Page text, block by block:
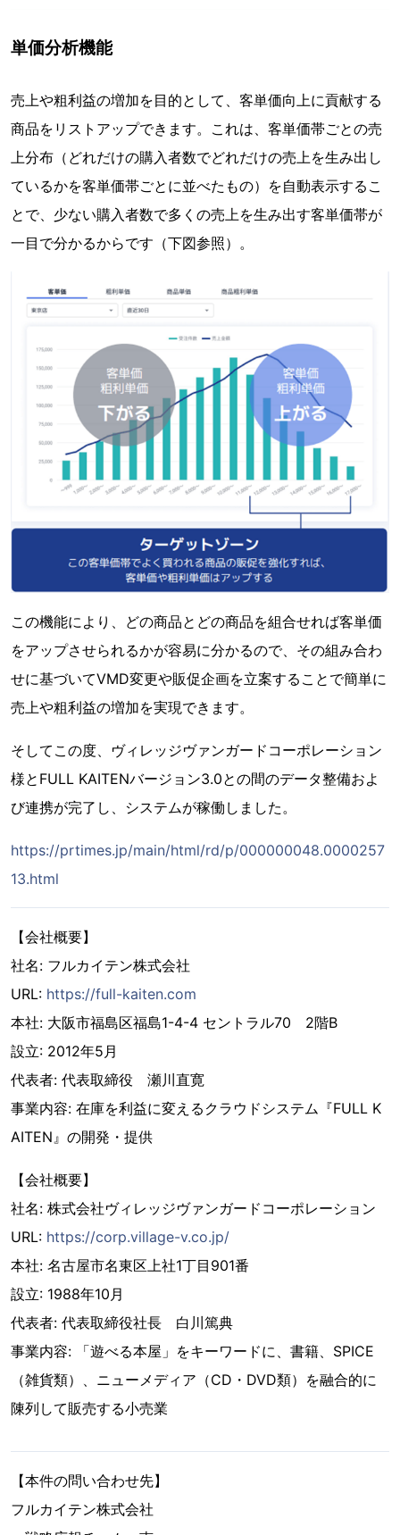
単価分析機能
売上や粗利益の増加を目的として、客単価向上に貢献する
商品をリストアップできます。これは、客単価帯ごとの売
上分布（どれだけの購入者数でどれだけの売上を生み出し
ているかを客単価帯ごとに並べたもの）を自動表示するこ
とで、少ない購入者数で多くの売上を生み出す客単価帯が
一目で分かるからです（下図参照）。
この機能により、どの商品とどの商品を組合せれば客単価
をアップさせられるかが容易に分かるので、その組み合わ
せに基づいてVMD変更や販促企画を立案することで簡単に
売上や粗利益の増加を実現できます。
そしてこの度、ヴィレッジヴァンガードコーポレーション
様とFULL KAITENバージョン3.0との間のデータ整備およ
び連携が完了し、システムが稼働しました。
https://prtimes.jp/main/html/rd/p/000000048.0000257
13.html
【会社概要】
社名: フルカイテン株式会社
URL: https://full-kaiten.com
本社: 大阪市福島区福島1-4-4 セントラル70 2階B
設立: 2012年5月
代表者: 代表取締役 瀬川直寛
事業内容: 在庫を利益に変えるクラウドシステム『FULL K
AITEN』の開発・提供
【会社概要】
社名: 株式会社ヴィレッジヴァンガードコーポレーション
URL: https://corp.village-v.co.jp/
本社: 名古屋市名東区上社1丁目901番
設立: 1988年10月
代表者: 代表取締役社長 白川篤典
事業内容: 「遊べる本屋」をキーワードに、書籍、SPICE
（雑貨類）、ニューメディア（CD・DVD類）を融合的に
陳列して販売する小売業
【本件の問い合わせ先】
フルカイテン株式会社